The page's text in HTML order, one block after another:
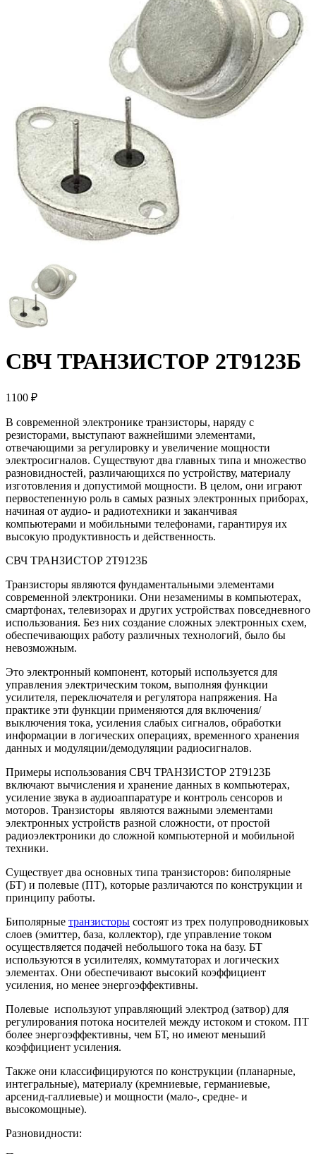
СВЧ ТРАНЗИСТОР 2Т9123Б
1100 ₽
В современной электронике транзисторы, наряду с
резисторами, выступают важнейшими элементами,
отвечающими за регулировку и увеличение мощности
электросигналов. Существуют два главных типа и множество
разновидностей, различающихся по устройству, материалу
изготовления и допустимой мощности. В целом, они играют
первостепенную роль в самых разных электронных приборах,
начиная от аудио- и радиотехники и заканчивая
компьютерами и мобильными телефонами, гарантируя их
высокую продуктивность и действенность.
СВЧ ТРАНЗИСТОР 2Т9123Б
Транзисторы являются фундаментальными элементами
современной электроники. Они незаменимы в компьютерах,
смартфонах, телевизорах и других устройствах повседневного
использования. Без них создание сложных электронных схем,
обеспечивающих работу различных технологий, было бы
невозможным.
Это электронный компонент, который используется для
управления электрическим током, выполняя функции
усилителя, переключателя и регулятора напряжения. На
практике эти функции применяются для включения/
выключения тока, усиления слабых сигналов, обработки
информации в логических операциях, временного хранения
данных и модуляции/демодуляции радиосигналов.
Примеры использования СВЧ ТРАНЗИСТОР 2Т9123Б
включают вычисления и хранение данных в компьютерах,
усиление звука в аудиоаппаратуре и контроль сенсоров и
моторов. Транзисторы являются важными элементами
электронных устройств разной сложности, от простой
радиоэлектроники до сложной компьютерной и мобильной
техники.
Существует два основных типа транзисторов: биполярные
(БТ) и полевые (ПТ), которые различаются по конструкции и
принципу работы.
Биполярные транзисторы состоят из трех полупроводниковых
слоев (эмиттер, база, коллектор), где управление током
осуществляется подачей небольшого тока на базу. БТ
используются в усилителях, коммутаторах и логических
элементах. Они обеспечивают высокий коэффициент
усиления, но менее энергоэффективны.
Полевые используют управляющий электрод (затвор) для
регулирования потока носителей между истоком и стоком. ПТ
более энергоэффективны, чем БТ, но имеют меньший
коэффициент усиления.
Также они классифицируются по конструкции (планарные,
интегральные), материалу (кремниевые, германиевые,
арсенид-галлиевые) и мощности (мало-, средне- и
высокомощные).
Разновидности: